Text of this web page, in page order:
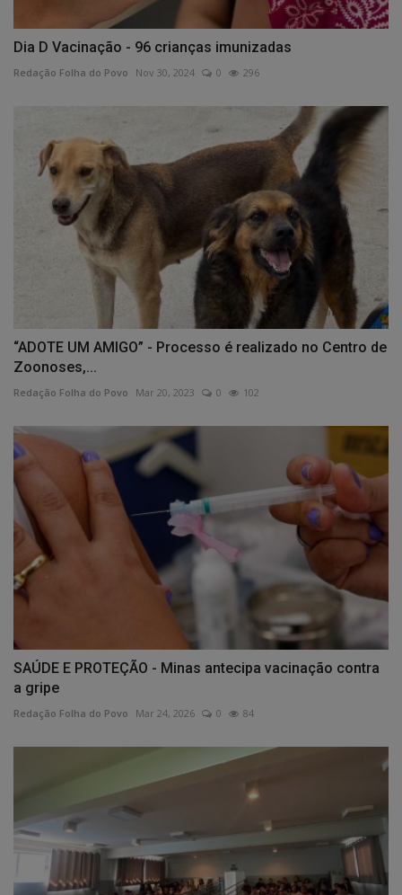
Dia D Vacinação - 96 crianças imunizadas
Redação Folha do Povo Nov 30, 2024 0 296
“ADOTE UM AMIGO” - Processo é realizado no Centro de
Zoonoses,...
Redação Folha do Povo Mar 20, 2023 0 102
SAÚDE E PROTEÇÃO - Minas antecipa vacinação contra
a gripe
Redação Folha do Povo Mar 24, 2026 0 84